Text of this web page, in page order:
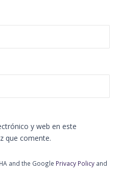
y web en este
que comente.
and the Google Privacy Policy and